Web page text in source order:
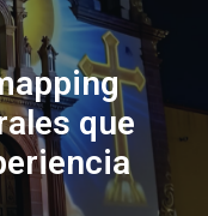
que